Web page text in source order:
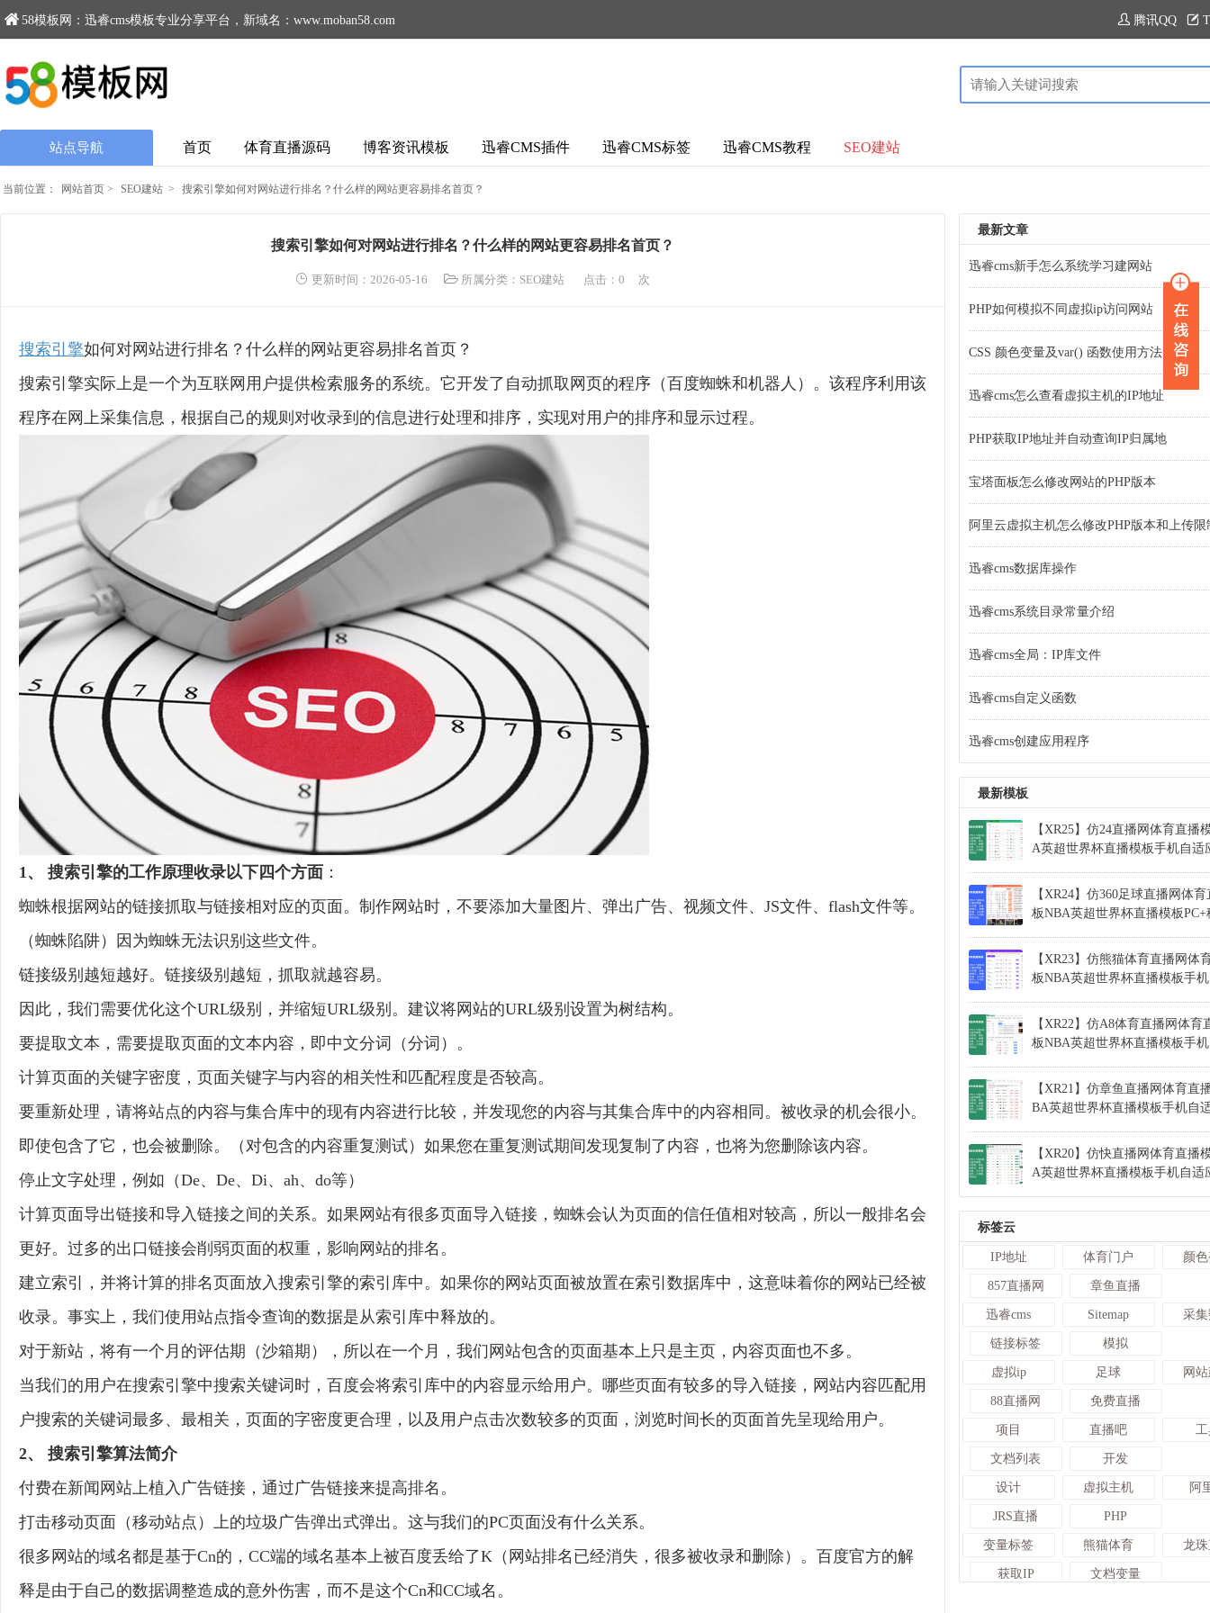
58模板网：迅睿cms模板专业分享平台，新域名：www.moban58.com 腾讯QQ
站点导航 首页 体育直播源码 博客资讯模板 迅睿CMS插件 迅睿CMS标签 迅睿CMS教程 SEO建站
当前位置： 网站首页 > SEO建站 > 搜索引擎如何对网站进行排名？什么样的网站更容易排名首页？
搜索引擎如何对网站进行排名？什么样的网站更容易排名首页？
更新时间：2026-05-16 所属分类： SEO建站 点击： 0 次
搜索引擎如何对网站进行排名？什么样的网站更容易排名首页？
搜索引擎实际上是一个为互联网用户提供检索服务的系统。它开发了自动抓取网页的程序（百度蜘蛛和机器人）。该程序利用该
程序在网上采集信息，根据自己的规则对收录到的信息进行处理和排序，实现对用户的排序和显示过程。
1、 搜索引擎的工作原理收录以下四个方面 ：
蜘蛛根据网站的链接抓取与链接相对应的页面。制作网站时，不要添加大量图片、弹出广告、视频文件、JS文件、flash文件等。
（蜘蛛陷阱）因为蜘蛛无法识别这些文件。
链接级别越短越好。链接级别越短，抓取就越容易。
因此，我们需要优化这个URL级别，并缩短URL级别。建议将网站的URL级别设置为树结构。
要提取文本，需要提取页面的文本内容，即中文分词（分词）。
计算页面的关键字密度，页面关键字与内容的相关性和匹配程度是否较高。
要重新处理，请将站点的内容与集合库中的现有内容进行比较，并发现您的内容与其集合库中的内容相同。被收录的机会很小。
即使包含了它，也会被删除。（对包含的内容重复测试）如果您在重复测试期间发现复制了内容，也将为您删除该内容。
停止文字处理，例如（De、De、Di、ah、do等）
计算页面导出链接和导入链接之间的关系。如果网站有很多页面导入链接，蜘蛛会认为页面的信任值相对较高，所以一般排名会
更好。过多的出口链接会削弱页面的权重，影响网站的排名。
建立索引，并将计算的排名页面放入搜索引擎的索引库中。如果你的网站页面被放置在索引数据库中，这意味着你的网站已经被
收录。事实上，我们使用站点指令查询的数据是从索引库中释放的。
对于新站，将有一个月的评估期（沙箱期），所以在一个月，我们网站包含的页面基本上只是主页，内容页面也不多。
当我们的用户在搜索引擎中搜索关键词时，百度会将索引库中的内容显示给用户。哪些页面有较多的导入链接，网站内容匹配用
户搜索的关键词最多、最相关，页面的字密度更合理，以及用户点击次数较多的页面，浏览时间长的页面首先呈现给用户。
2、 搜索引擎算法简介
付费在新闻网站上植入广告链接，通过广告链接来提高排名。
打击移动页面（移动站点）上的垃圾广告弹出式弹出。这与我们的PC页面没有什么关系。
很多网站的域名都是基于Cn的，CC端的域名基本上被百度丢给了K（网站排名已经消失，很多被收录和删除）。百度官方的解
释是由于自己的数据调整造成的意外伤害，而不是这个Cn和CC域名。
最新文章
迅睿cms新手怎么系统学习建网站
PHP如何模拟不同虚拟ip访问网站
CSS 颜色变量及var() 函数使用方法
迅睿cms怎么查看虚拟主机的IP地址
PHP获取IP地址并自动查询IP归属地
宝塔面板怎么修改网站的PHP版本
阿里云虚拟主机怎么修改PHP版本和上传限
迅睿cms数据库操作
迅睿cms系统目录常量介绍
迅睿cms全局：IP库文件
迅睿cms自定义函数
迅睿cms创建应用程序
最新模板
【XR25】仿24直播网体育直播
A英超世界杯直播模板手机自适
【XR24】仿360足球直播网体
板NBA英超世界杯直播模板PC+
【XR23】仿熊猫体育直播网体
板NBA英超世界杯直播模板手
【XR22】仿A8体育直播网体育
板NBA英超世界杯直播模板手
【XR21】仿章鱼直播网体育直
BA英超世界杯直播模板手机自
【XR20】仿快直播网体育直播
A英超世界杯直播模板手机自适
标签云
IP地址 体育门户 颜
857直播网 章鱼直播
迅睿cms Sitemap 采
链接标签 模拟
虚拟ip 足球 网
88直播网 免费直播
项目 直播吧
文档列表 开发
设计 虚拟主机 阿
JRS直播 PHP
变量标签 熊猫体育 龙
获取IP 文档变量